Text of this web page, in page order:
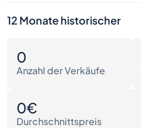
12 Monate historischer
0
Anzahl der Verkäufe
0€
Durchschnittspreis